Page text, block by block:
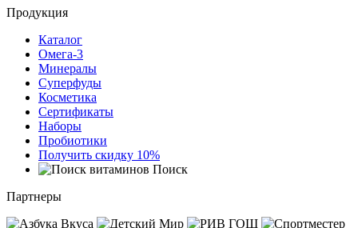
Продукция
Каталог
Омега-3
Минералы
Суперфуды
Косметика
Сертификаты
Наборы
Пробиотики
Получить скидку 10%
Поиск
Партнеры